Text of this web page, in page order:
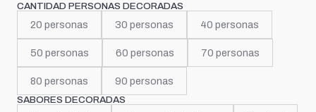
CANTIDAD PERSONAS DECORADAS
20 personas 30 personas 40 personas
50 personas 60 personas 70 personas
80 personas 90 personas
SABORES DECORADAS